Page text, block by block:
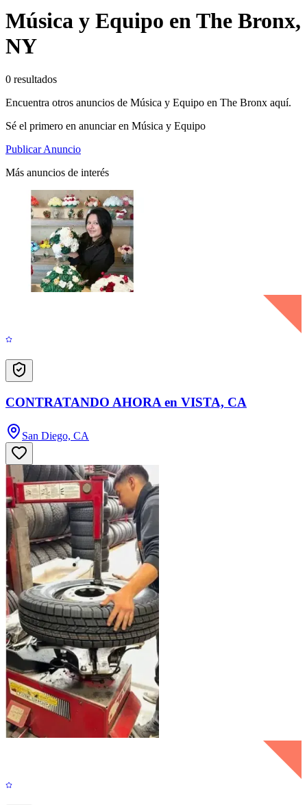
Música y Equipo en The Bronx,
NY
0 resultados
Encuentra otros anuncios de Música y Equipo en The Bronx aquí.
Sé el primero en anunciar en Música y Equipo
Publicar Anuncio
Más anuncios de interés
CONTRATANDO AHORA en VISTA, CA
San Diego, CA